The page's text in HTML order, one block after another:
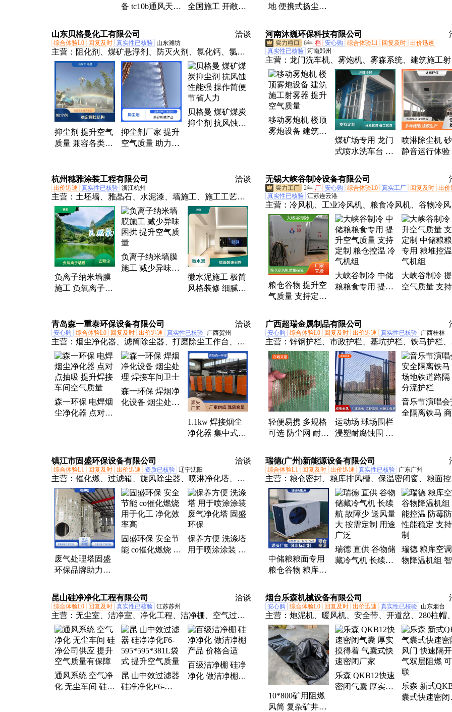
备 tc10b通风天窗
内空气质量
全国施工 开敞式
业 提升室内空气
地 便携式扬尘监
储提升空气质量
山东贝格曼化工有限公司 洽谈
综合体验L0 回复及时 真实性已核验 山东潍坊
主营： 阻化剂、煤矿悬浮剂、防灭火剂、氯化钙、氯化
镁、氢氧化镁、抑尘剂
抑尘剂 提升空气
质量 兼容各类煤
抑尘剂厂家 提升
空气质量 助力绿
贝格曼 煤矿煤炭
抑尘剂 抗风蚀性
河南沐巍环保科技有限公司
6年 档 安心购 综合体验L1 回复及时 出价迅速
真实性已核验 河南郑州
主营： 龙门洗车机、雾炮机、雾森系统、建筑施工射
器、雾桩、喷雾除尘设备、卸料口洗车机、车间喷
尘降温、洗轮机、厂房降尘
移动雾炮机 楼顶
雾炮设备 建筑施
煤矿场专用 龙门
式喷水洗车台 建
清洗时间灵活可
调
喷淋除尘机
静音运行体验
杭州穗雅涂装工程有限公司
洽谈
出价迅速 真实性已核验 浙江杭州
主营： 土坯墙、雅晶石、水泥漆、墙施工、施工工艺、
艺术漆、黄泥墙、水泥墙、夯土漆、墙涂料、微水泥、
珍珠漆、墙做法、草泥墙、泥巴墙、混凝土、玛曼奴、
复古土坯、抹面涂料、乡村泥巴、乡村土坯、泥巴抹
墙、抹墙翻新、艺术水泥、吸音喷涂
负离子纳米墙膜
施工 负氧离子制
负离子纳米墙膜
施工 减少异味困
微水泥施工 极简
风格装修 细腻纹
无锡大峡谷制冷设备有限公司
2年 厂 安心购 综合体验L0 真实工厂 回复及时 出价
真实性已核验 江苏连云港
主营： 冷风机、工业冷风机、粮食冷风机、谷物冷风
机、造船厂冷风机、除湿机、船舶除湿机
粮仓谷物 提升空
气质量 支持定制
冷却机 大峡谷制
冷
大峡谷制冷 中储
粮粮食专用 提升
机组
大峡谷制冷
空气质量 支
青岛森一重泰环保设备有限公司 洽谈
安心购 综合体验L0 回复及时 出价迅速 真实性已核验 广西贺州
主营： 烟尘净化器、滤筒除尘器、打磨除尘工作台、焊
接烟尘净化器、电焊烟尘净化器、粉尘除尘器、工业除
尘器、脉冲式打磨工作台、废气活性炭箱、活性炭吸附
箱、脉冲除尘器、车间粉尘净化器、烟尘除尘器、车间
烟尘净化器、切割机除尘器、激光切割烟尘净化器、废
气处理除尘设备、移动式焊烟净化器、脉冲反吹滤筒除
尘器、集中式除尘器、粉尘工业吸尘器、粉尘治理设
森一环保 电焊烟
尘净化器 点对点
森一环保 焊烟净
化设备 烟尘处理
1.1kw 焊接烟尘
净化器 集中式焊
广西超瑞金属制品有限公司
安心购 综合体验L0 回复及时 出价迅速 真实性已核验 广西桂林
主营： 锌钢护栏、市政护栏、基坑护栏、铁马护栏、
叶网、草坪护栏、球场围栏、拒马护栏、桥梁护栏、
非隔离栏、桥梁湿接缝盖板
轻便易携 多规格
可选 防尘网 耐用
升空气质量
运动场 球场围栏
浸塑耐腐蚀围 栏
可定制
音乐节演唱会
全隔离铁马
镇江市固盛环保设备有限公司 洽谈
综合体验L1 回复及时 出价迅速 资质已核验 辽宁沈阳
主营： 催化燃、过滤箱、旋风除尘器、喷淋净化塔、布
袋除尘器、电捕焦油器、玻璃钢喷淋塔、不锈钢喷淋
塔、吸附脱附炭箱
废气处理塔固盛
环保品牌助力化
空气质量
固盛环保 安全节
能 co催化燃烧 用
保养方便 洗涤塔
用于喷涂涂装 废
瑞德(广州)新能源设备有限公司
综合体验L1 回复及时 出价迅速 真实性已核验 广东广州
主营： 粮仓密封、粮库排风槽、保温密闭窗、粮面控
机、低温粮仓空调、粮仓粮库空调、粮仓低温空调
库制冷设备、粮仓测温系统、粮仓降温空调、粮仓
机组、智慧粮仓空调、防虫防潮踏粮板、光伏粮仓空
调、粮仓空调、粮库空调、粮仓专用空调、粮库专
调
中储粮粮面专用
粮仓谷物 粮库空
支持定制
瑞德 直供 谷物储
藏冷气机 长续航
泛
瑞德 粮库空
物降温机组
昆山硅净净化工程有限公司
洽谈
综合体验L0 回复及时 真实性已核验 江苏苏州
主营： 无尘室、洁净室、净化工程、洁净棚、空气过滤
器
通风系统 空气净
化 无尘车间 硅净
昆 山中效过滤器
硅净净化F6-
百级洁净棚 硅净
净化 做洁净棚产
烟台乐森机械设备有限公司
安心购 综合体验L0 回复及时 出价迅速 真实性已核验 山东烟台
主营： 炮泥机、暖风机、安全带、开道岔、280柱帽
倒带、dn100-600、传感器、捆绑带、反光带、密闭
封孔袋、导风筒、注浆泵、潜水泵、煤电钻、鼓风机
反光条、防倒绳、排渣器、压轨器、通风机、起道
防倒链、大红钩
10*800矿用阻燃
风筒 复杂矿井抽
乐森 QKB12快速
密闭气囊 厚实摸
乐森 新式
囊式快速密闭